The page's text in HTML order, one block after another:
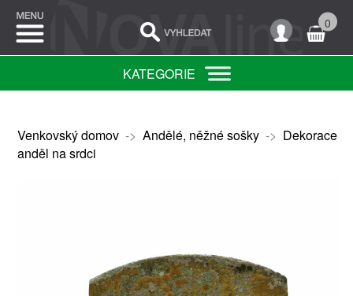
0
KATEGORIE
Venkovský domov-> Andělé, něžné sošky-> Dekorace
anděl na srdci